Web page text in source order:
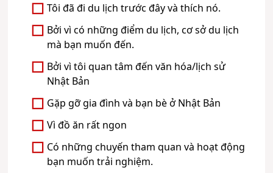
Tôi đã đi du lịch trước đây và thích nó.
Bởi vì có những điểm du lịch, cơ sở du lịch
mà bạn muốn đến.
Bởi vì tôi quan tâm đến văn hóa/lịch sử
Nhật Bản
Gặp gỡ gia đình và bạn bè ở Nhật Bản
Vì đồ ăn rất ngon
Có những chuyến tham quan và hoạt động
bạn muốn trải nghiệm.